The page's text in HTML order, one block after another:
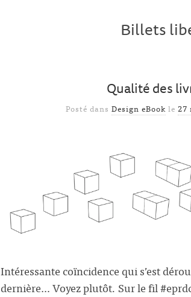
Billets
Qualité des
Posté dansDesign eBook le 27
Intéressante coïncidence qui s’est
dernière… Voyez plutôt. Sur le fil